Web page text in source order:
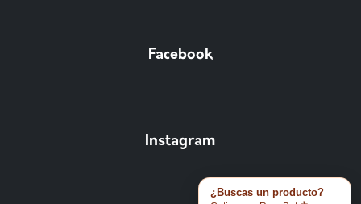
Facebook
Instagram
¿Buscas un producto?